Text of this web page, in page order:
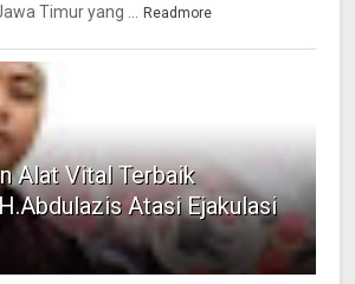
Timur yang ...
Readmore
Alat Vital Terbaik
Atasi Ejakulasi